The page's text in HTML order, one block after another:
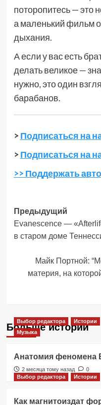
поторопитесь — это
а маленький фильм
дыхания.
А если у вас есть
делать великое —
нужно, это один
барабанов.
> Подписаться на
> Подписаться на
>> Поддержать
Навигация
записи
Предыдущий
Evanescence —
в старом доме
Майк Портной:
материя, на
Больше историй
Выбор редактора Истории
Музыка
Анатомия феномена
2 месяца тому назад
0
Выбор редактора
Истории
Как магнитоиздат